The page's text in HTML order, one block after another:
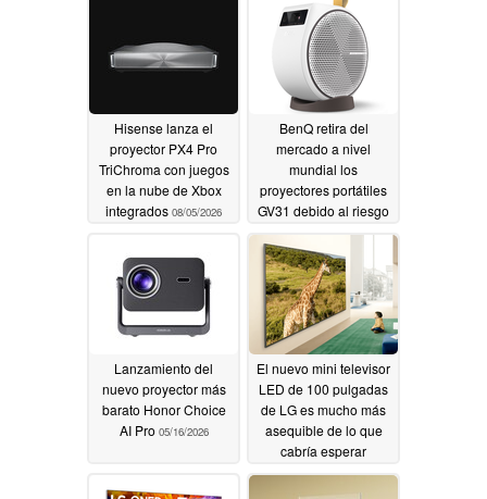
Hisense lanza el
proyector PX4 Pro
TriChroma con juegos
en la nube de Xbox
integrados 08/05/2026
BenQ retira del
mercado a nivel
mundial los
proyectores portátiles
GV31 debido al riesgo
de incendio y
quemaduras08/03/2026
Lanzamiento del
nuevo proyector más
barato Honor Choice
AI Pro 05/16/2026
El nuevo mini televisor
LED de 100 pulgadas
de LG es mucho más
asequible de lo que
cabría esperar
05/14/2026